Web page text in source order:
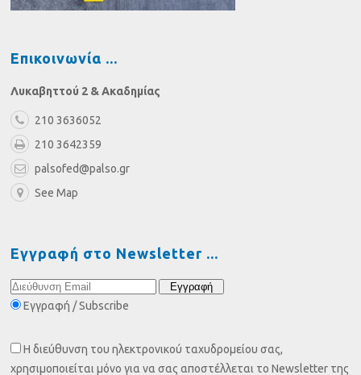
Επικοινωνία
Λυκαβηττού 2 & Ακαδημίας
210 3636052
210 3642359
palsofed@palso.gr
See Map
Εγγραφή στο Newsletter
Εγγραφή / Subscribe
Η διεύθυνση του ηλεκτρονικού ταχυδρομείου σας,
χρησιμοποιείται μόνο για να σας αποστέλλεται το Newsletter της